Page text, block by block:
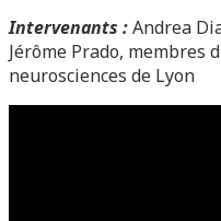
Intervenants :Andrea
Jérôme Prado, membres
neurosciences de Lyon